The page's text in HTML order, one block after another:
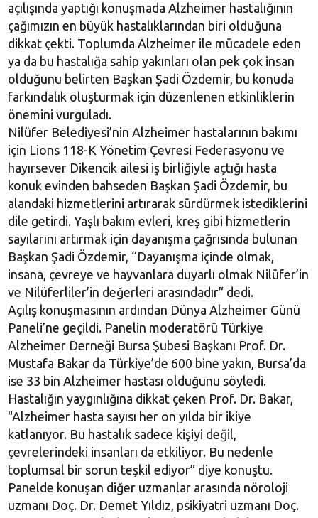
açılışında yaptığı konuşmada Alzheimer hastalığının
çağımızın en büyük hastalıklarından biri olduğuna
dikkat çekti. Toplumda Alzheimer ile mücadele eden
ya da bu hastalığa sahip yakınları olan pek çok insan
olduğunu belirten Başkan Şadi Özdemir, bu konuda
farkındalık oluşturmak için düzenlenen etkinliklerin
önemini vurguladı.
Nilüfer Belediyesi’nin Alzheimer hastalarının bakımı
için Lions 118-K Yönetim Çevresi Federasyonu ve
hayırsever Dikencik ailesi iş birliğiyle açtığı hasta
konuk evinden bahseden Başkan Şadi Özdemir, bu
alandaki hizmetlerini artırarak sürdürmek istediklerini
dile getirdi. Yaşlı bakım evleri, kreş gibi hizmetlerin
sayılarını artırmak için dayanışma çağrısında bulunan
Başkan Şadi Özdemir, “Dayanışma içinde olmak,
insana, çevreye ve hayvanlara duyarlı olmak Nilüfer’in
ve Nilüferliler’in değerleri arasındadır” dedi.
Açılış konuşmasının ardından Dünya Alzheimer Günü
Paneli’ne geçildi. Panelin moderatörü Türkiye
Alzheimer Derneği Bursa Şubesi Başkanı Prof. Dr.
Mustafa Bakar da Türkiye’de 600 bine yakın, Bursa’da
ise 33 bin Alzheimer hastası olduğunu söyledi.
Hastalığın yaygınlığına dikkat çeken Prof. Dr. Bakar,
"Alzheimer hasta sayısı her on yılda bir ikiye
katlanıyor. Bu hastalık sadece kişiyi değil,
çevrelerindeki insanları da etkiliyor. Bu nedenle
toplumsal bir sorun teşkil ediyor” diye konuştu.
Panelde konuşan diğer uzmanlar arasında nöroloji
uzmanı Doç. Dr. Demet Yıldız, psikiyatri uzmanı Doç.